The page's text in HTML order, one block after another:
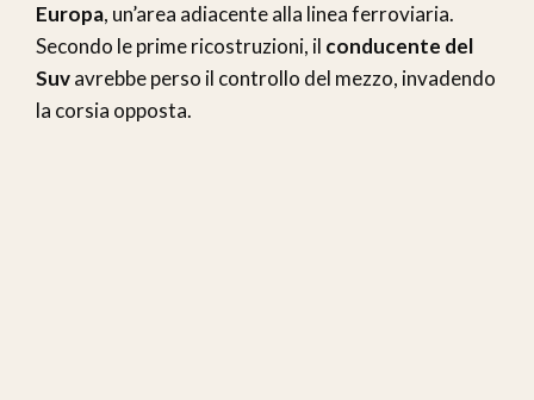
Europa, un’area adiacente alla linea ferroviaria.
Secondo le prime ricostruzioni, il conducente del
Suvavrebbe perso il controllo del mezzo, invadendo
la corsia opposta.